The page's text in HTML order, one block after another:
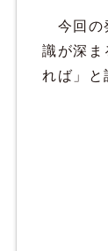
今回の
識が深ま
れば」